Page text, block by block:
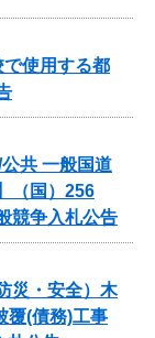
使用する都
共 一般国道
（国）256
競争入札公告
災・安全）木
覆(債務)工事